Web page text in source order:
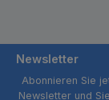
Newsletter
Abonnieren Sie
Newsletter und